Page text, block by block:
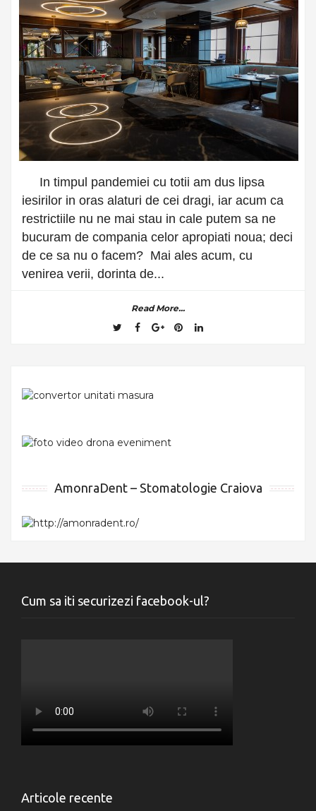
In timpul pandemiei cu totii am dus lipsa
iesirilor in oras alaturi de cei dragi, iar acum ca
restrictiile nu ne mai stau in cale putem sa ne
bucuram de compania celor apropiati noua; deci
de ce sa nu o facem? Mai ales acum, cu
venirea verii, dorinta de...
Read More...
AmonraDent – Stomatologie Craiova
Cum sa iti securizezi facebook-ul?
Articole recente